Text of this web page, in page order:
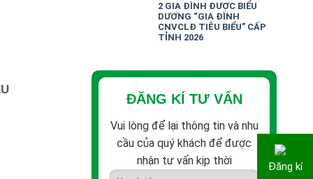
2 GIA ĐÌNH ĐƯỢC BIỂU
DƯƠNG “GIA ĐÌNH
CNVCLĐ TIÊU BIỂU” CẤP
TỈNH 2026
ĐĂNG KÍ TƯ VẤN
Vui lòng để lại thông tin và nhu
cầu của quý khách để được
nhận tư vấn kịp thời
Đăng kí